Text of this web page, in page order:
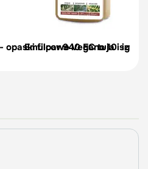
filcowe Vegano 10 szt.
Emulpar 940 EC tuja i iglaki